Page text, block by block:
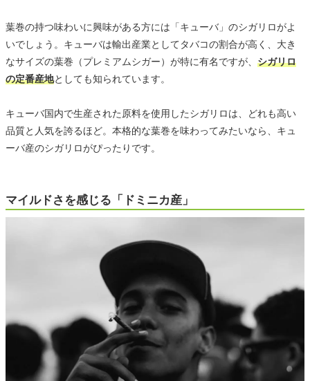
葉巻の持つ味わいに興味がある方には「キューバ」のシガリロがよ
いでしょう。キューバは輸出産業としてタバコの割合が高く、大き
なサイズの葉巻（プレミアムシガー）が特に有名ですが、 シガリロ
の定番産地としても知られています。
キューバ国内で生産された原料を使用したシガリロは、どれも高い
品質と人気を誇るほど。本格的な葉巻を味わってみたいなら、キュ
ーバ産のシガリロがぴったりです。
マイルドさを感じる「ドミニカ産」